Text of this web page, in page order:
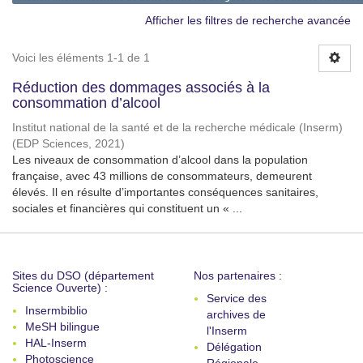
Afficher les filtres de recherche avancée
Voici les éléments 1-1 de 1
Réduction des dommages associés à la
consommation d’alcool
Institut national de la santé et de la recherche médicale (Inserm)
(EDP Sciences, 2021)
Les niveaux de consommation d’alcool dans la population
française, avec 43 millions de consommateurs, demeurent
élevés. Il en résulte d’importantes conséquences sanitaires,
sociales et financières qui constituent un « ...
Sites du DSO (département
Science Ouverte) :
Insermbiblio
MeSH bilingue
HAL-Inserm
Photoscience
Nos partenaires :
Service des
archives de
l'Inserm
Délégation